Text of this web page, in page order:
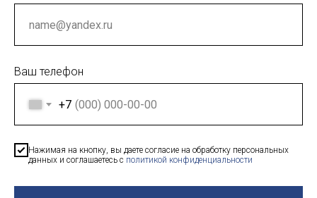
Ваш телефон
+7
Нажимая на кнопку, вы даете согласие на обработку персональных
данных и соглашаетесь c политикой конфиденциальности